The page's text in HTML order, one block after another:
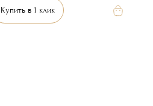
Купить в 1 клик